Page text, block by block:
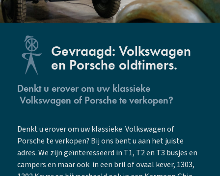
Gevraagd: Volkswagen
en Porsche oldtimers.
Denkt u erover om uw klassieke
Volkswagen of Porsche te verkopen?
Denkt u erover om uw klassieke Volkswagen of
Porsche te verkopen? Bij ons bent u aan het juiste
adres. We zijn geïnteresseerd in T1, T2 en T3 busjes en
campers en maar ook in een bril of ovaal kever, 1303,